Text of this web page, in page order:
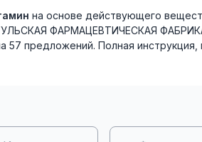
на основе действующего
ФАРМАЦЕВТИЧЕСКАЯ ФАБРИКА
57 предложений. Полная